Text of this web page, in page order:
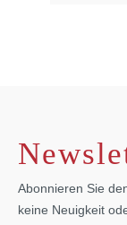
Abonnieren Sie
keine Neuigkeit